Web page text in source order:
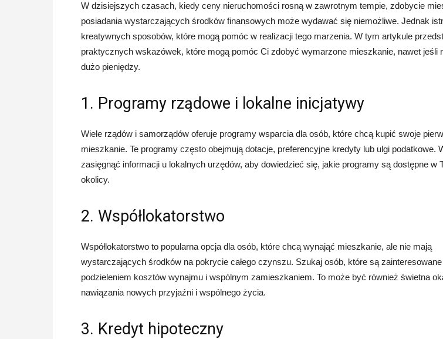
W dzisiejszych czasach, kiedy ceny nieruchomości rosną w zawrotnym tempie, zdobycie
posiadania wystarczających środków finansowych może wydawać się niemożliwe. Jednak
kreatywnych sposobów, które mogą pomóc w realizacji tego marzenia. W tym artykule
praktycznych wskazówek, które mogą pomóc Ci zdobyć wymarzone mieszkanie, nawet jeśli
dużo pieniędzy.
1. Programy rządowe i lokalne inicjatywy
Wiele rządów i samorządów oferuje programy wsparcia dla osób, które chcą kupić swoje
mieszkanie. Te programy często obejmują dotacje, preferencyjne kredyty lub ulgi podatkowe.
zasięgnąć informacji u lokalnych urzędów, aby dowiedzieć się, jakie programy są dostępne w
okolicy.
2. Współlokatorstwo
Współlokatorstwo to popularna opcja dla osób, które chcą wynająć mieszkanie, ale nie mają
wystarczających środków na pokrycie całego czynszu. Szukaj osób, które są zainteresowane
podzieleniem kosztów wynajmu i wspólnym zamieszkaniem. To może być również świetna
nawiązania nowych przyjaźni i wspólnego życia.
3. Kredyt hipoteczny